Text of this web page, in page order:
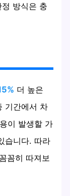
방식은 충
더 높은
기간에서 차
이 발생할 가
습니다. 따라
꼼히 따져보